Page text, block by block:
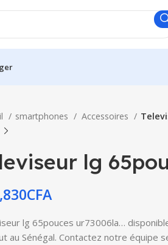
smartphones Accessoires
lg
CFA
lg 65pouces ur73006la…
au Sénégal. Contactez notre équipe